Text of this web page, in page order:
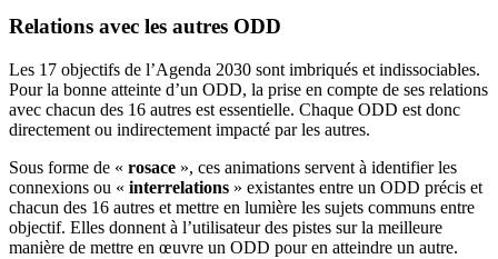
Relations avec les autres ODD
Les 17 objectifs de l’Agenda 2030 sont imbriqués et indissociables.
Pour la bonne atteinte d’un ODD, la prise en compte de ses relations
avec chacun des 16 autres est essentielle. Chaque ODD est donc
directement ou indirectement impacté par les autres.
Sous forme de « rosace », ces animations servent à identifier les
connexions ou « interrelations » existantes entre un ODD précis et
chacun des 16 autres et mettre en lumière les sujets communs entre
objectif. Elles donnent à l’utilisateur des pistes sur la meilleure
manière de mettre en œuvre un ODD pour en atteindre un autre.